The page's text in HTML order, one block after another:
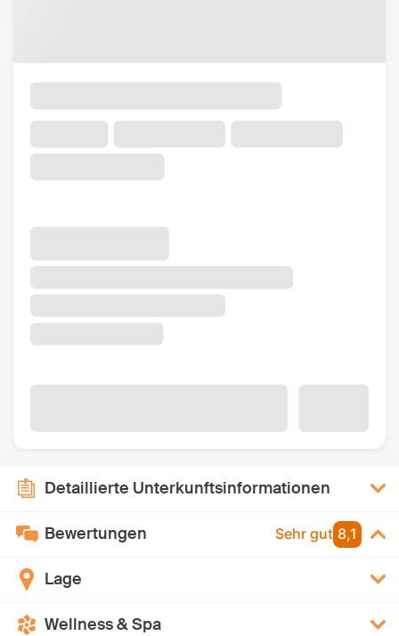
Detaillierte Unterkunftsinformationen
Bewertungen Sehr gut 8,1
Lage
Wellness & Spa